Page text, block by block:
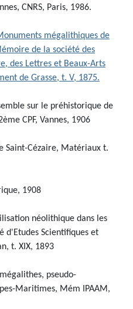
CNRS, Paris, 1986.
mégalithiques de
de la société des
des Lettres et Beaux-Arts
de Grasse, t. V, 1875.
sur le préhistorique de
CPF, Vannes, 1906
Saint-Cézaire, Matériaux t.
1908
néolithique dans les
d'Etudes Scientifiques et
t. XIX, 1893
pseudo-
Maritimes, Mém IPAAM,